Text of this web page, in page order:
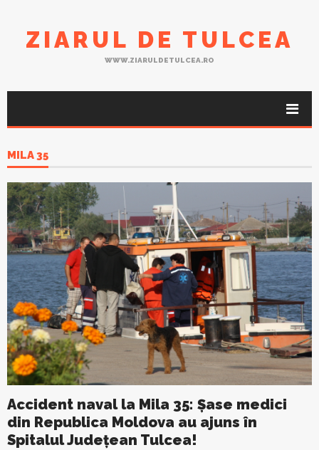
ZIARUL DE TULCEA
WWW.ZIARULDETULCEA.RO
MILA 35
Accident naval la Mila 35: Șase medici
din Republica Moldova au ajuns în
Spitalul Județean Tulcea!